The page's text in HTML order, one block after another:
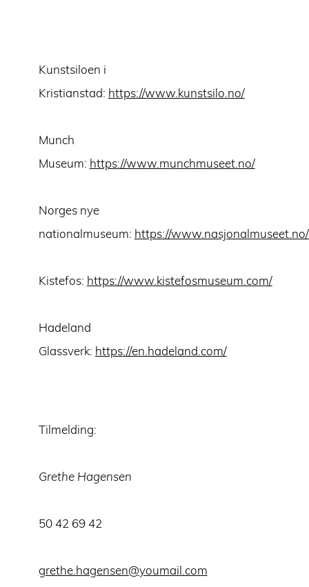
Kunstsiloen i
Kristianstad: https://www.kunstsilo.no/
Munch
Museum: https://www.munchmuseet.no/
Norges nye
nationalmuseum: https://
Kistefos: https://www.kistefosmuseum.com/
Hadeland
Glassverk: https://en.hadeland.com/
Tilmelding:
Grethe Hagensen
50 42 69 42
grethe.hagensen@youmail.com